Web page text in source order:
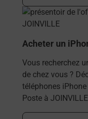
En savoir plus
Acheter un
Vous recherchez
de chez vous ?
téléphones
Poste à